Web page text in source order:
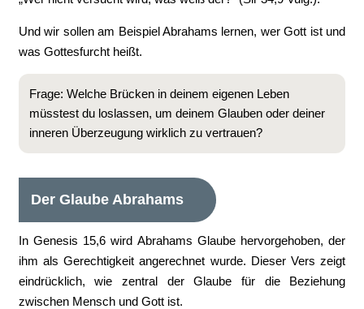
Und wir sollen am Beispiel Abrahams lernen, wer Gott ist und
was Gottesfurcht heißt.
Frage: Welche Brücken in deinem eigenen Leben
müsstest du loslassen, um deinem Glauben oder deiner
inneren Überzeugung wirklich zu vertrauen?
Der Glaube Abrahams
In Genesis 15,6 wird Abrahams Glaube hervorgehoben, der
ihm als Gerechtigkeit angerechnet wurde. Dieser Vers zeigt
eindrücklich, wie zentral der Glaube für die Beziehung
zwischen Mensch und Gott ist.